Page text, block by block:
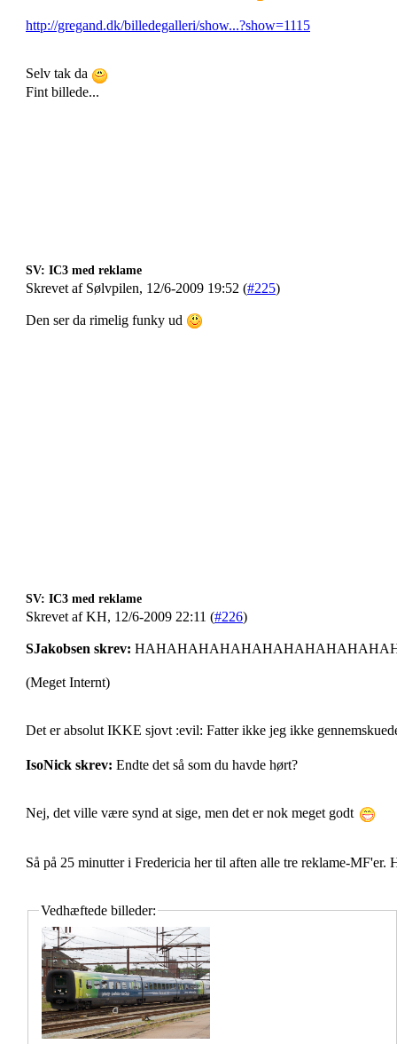
http://gregand.dk/billedegalleri/show...?show=1115
Selv tak da
Fint billede...
SV: IC3 med reklame
Skrevet af Sølvpilen, 12/6-2009 19:52 (#225)
Den ser da rimelig funky ud
SV: IC3 med reklame
Skrevet af KH, 12/6-2009 22:11 (#226)
SJakobsen skrev:
(Meget Internt)
Det er absolut IKKE sjovt :evil: Fatter ikke jeg ikke
IsoNick skrev: Endte det så som du havde hørt?
Nej, det ville være synd at sige, men det er nok meget godt
Så på 25 minutter i Fredericia her til aften alle tre reklame-
Vedhæftede billeder: